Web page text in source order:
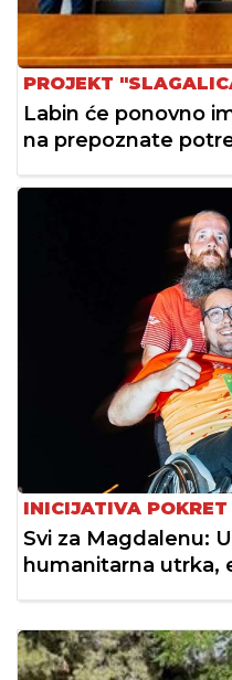
PROJEKT
Labin će ponovno
na prepoznate
INICIJATIVA POKRET
Svi za Magdalenu:
humanitarna utrka,